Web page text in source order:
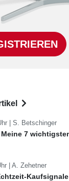
| S. Betschinger
7
| A. Zehetner